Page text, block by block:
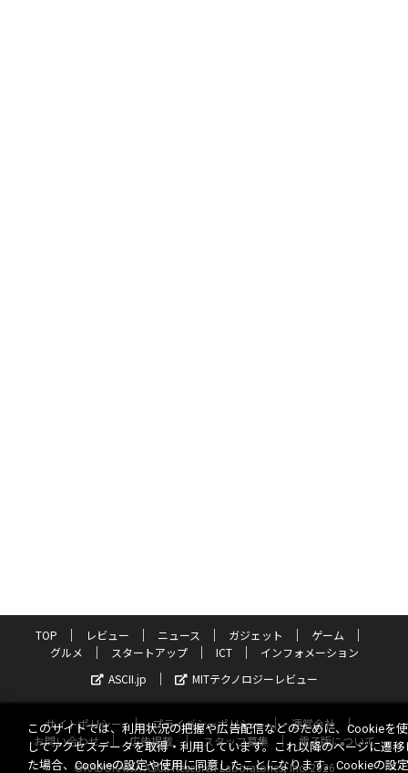
TOP レビュー ニュース ガジェット
ゲーム
グルメ
スタートアップ ICT
インフォメーション
ASCII.jp
MITテクノロジーレビュー
サイトポリシー プライバシーポリシー
運営会社
お問い合わせ
広告掲載 スタッフ募集
電子版について
©KADOKAWA ASCII Research Laboratories, Inc. 2026
このサイトでは、利用状況の把握や広告配信などのために、Cookieを
してアクセスデータを取得・利用しています。これ以降のページに遷移
た場合、Cookieの設定や使用に同意したことになります。Cookieの設